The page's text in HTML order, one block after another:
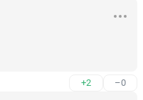
+2 –0